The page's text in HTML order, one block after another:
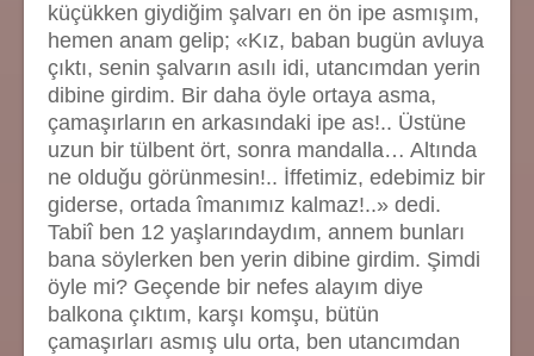
küçükken giydiğim şalvarı en ön ipe asmışım,
hemen anam gelip; «Kız, baban bugün avluya
çıktı, senin şalvarın asılı idi, utancımdan yerin
dibine girdim. Bir daha öyle ortaya asma,
çamaşırların en arkasındaki ipe as!.. Üstüne
uzun bir tülbent ört, sonra mandalla… Altında
ne olduğu görünmesin!.. İffetimiz, edebimiz bir
giderse, ortada îmanımız kalmaz!..» dedi.
Tabiî ben 12 yaşlarındaydım, annem bunları
bana söylerken ben yerin dibine girdim. Şimdi
öyle mi? Geçende bir nefes alayım diye
balkona çıktım, karşı komşu, bütün
çamaşırları asmış ulu orta, ben utancımdan